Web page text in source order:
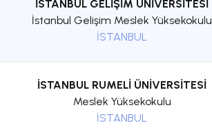
İSTANBUL GELİŞİM ÜNİVERSİTESİ
İstanbul Gelişim Meslek Yüksekokulu
İSTANBUL
İSTANBUL RUMELİ ÜNİVERSİTESİ
Meslek Yüksekokulu
İSTANBUL